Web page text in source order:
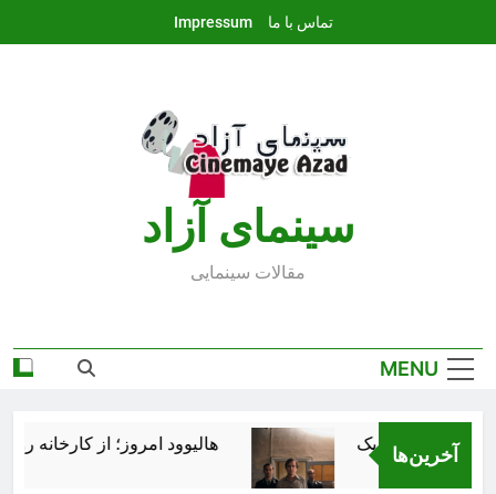
تماس با ما Impressum
سينماى آزاد
مقالات سينمايى
MENU
آخرین‌ها هالیوود امروز؛ از کارخانه